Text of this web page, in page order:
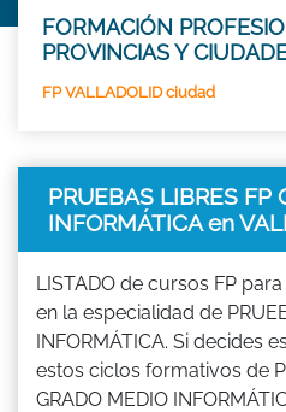
FORMACIÓN
PROVINCIAS Y
FP VALLADOLID ciudad
PRUEBAS LIBRES FP
INFORMÁTICA en
LISTADO de cursos FP
en la especialidad de
INFORMÁTICA. Si decides
estos ciclos formativos de
GRADO MEDIO